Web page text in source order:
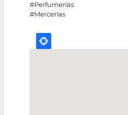
#Perfumerías
#Mercerías